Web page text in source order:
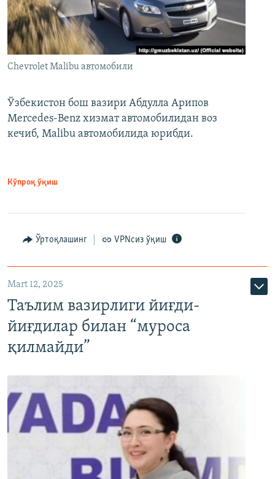
Chevrolet Malibu автомобили
Ўзбекистон бош вазири Абдулла Арипов
Mercedes-Benz хизмат автомобилидан воз
кечиб, Malibu автомобилида юрибди.
Кўпроқ ўқиш
Ўртоқлашинг VPNсиз ўқиш
Mart 12, 2025
Таълим вазирлиги йиғди-
йиғдилар билан “муроса
қилмайди”